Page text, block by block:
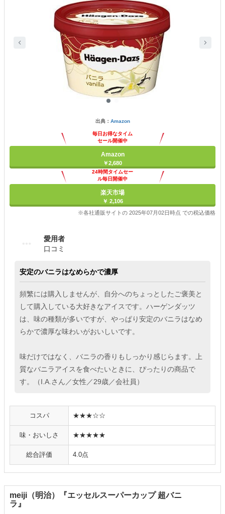
出典： Amazon
毎日お得なタイム
セール開催中
Amazon
￥2,680
24時間タイムセー
ル毎日開催中
楽天市場
￥ 2,106
※各社通販サイトの 2025年07月02日時点 での税込価格
愛用者
口コミ
安定のバニラはなめらかで濃厚
頻繁には購入しませんが、自分へのちょっとしたご褒美と
して購入している大好きなアイスです。ハーゲンダッツ
は、味の種類が多いですが、やっぱり安定のバニラはなめ
らかで濃厚な味わいがおいしいです。
味だけではなく、バニラの香りもしっかり感じらます。上
質なバニラアイスを食べたいときに、ぴったりの商品で
す。（I.A.さん／女性／29歳／会社員）
コスパ ★★★☆☆
味・おいしさ ★★★★★
総合評価 4.0点
meiji（明治）『エッセルスーパーカップ 超バニ
ラ』